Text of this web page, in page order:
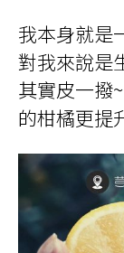
我本身就是
對我來說是
其實皮一撥
的柑橘更提